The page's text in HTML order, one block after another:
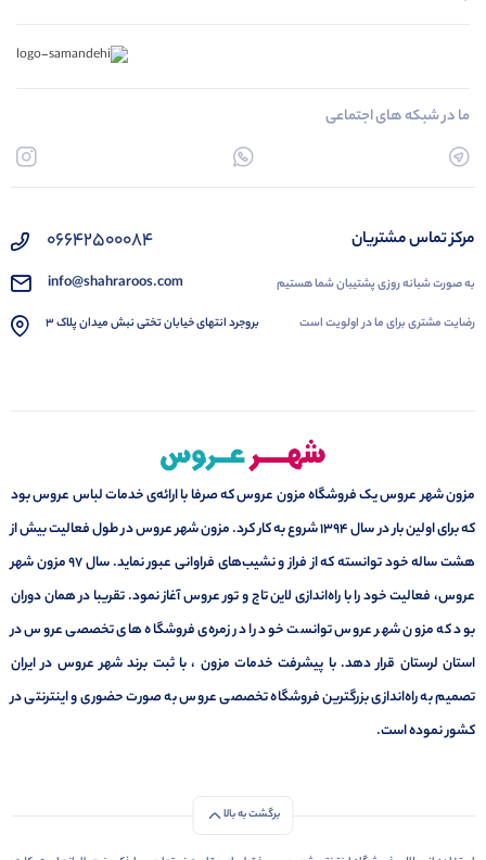
ما در شبکه های اجتماعی
مرکز تماس مشتریان
به صورت شبانه روزی پشتیبان شما هستیم
رضایت مشتری برای ما در اولویت است
۰۶۶۴۲۵۰۰۰۸۴
info@shahraroos.com
بروجرد انتهای خیابان تختی نبش میدان پلاک 3
مزون شهر عروس یک فروشگاه مزون عروس که صرفا با ارائه‌ی خدمات لباس عروس بود
که برای اولین بار در سال 1394 شروع به کار کرد. مزون شهر عروس در طول فعالیت بیش از
هشت ساله خود توانسته که از فراز و نشیب‌های فراوانی عبور نماید. سال ۹۷ مزون شهر
عروس، فعالیت خود را با راه‌اندازی لاین تاج و تور عروس آغاز نمود. تقریبا در همان دوران
بود که مزون شهر عروس توانست خود را در زمره‌ی فروشگاه های تخصصی عروس در
استان لرستان قرار دهد. با پیشرفت خدمات مزون ، با ثبت برند شهر عروس در ایران
تصمیم به راه‌اندازی بزرگترین فروشگاه تخصصی عروس به صورت حضوری و اینترنتی در
کشور نموده است.
برگشت به بالا